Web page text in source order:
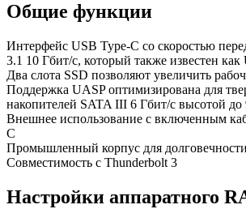
Общие функции
Интерфейс USB Type-C со скоростью
3.1 10 Гбит/с, который также известен как
Два слота SSD позволяют увеличить
Поддержка UASP оптимизирована для
накопителей SATA III 6 Гбит/с высотой
Внешнее использование с включенным
C
Промышленный корпус для долговечности
Совместимость с Thunderbolt 3
Настройки аппаратного